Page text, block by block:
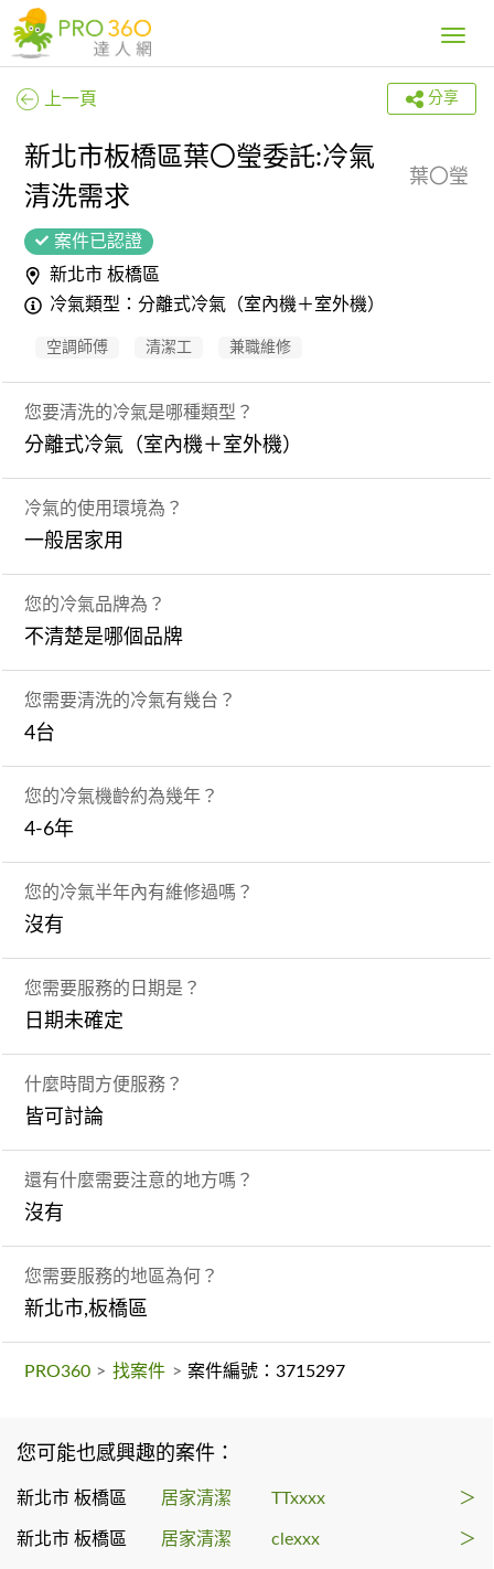
Toggle
上一頁 分享
新北市板橋區葉〇瑩委託:冷氣
清洗需求
葉〇瑩
案件已認證
新北市 板橋區
冷氣類型：分離式冷氣（室內機＋室外機）
空調師傅 清潔工 兼職維修
您要清洗的冷氣是哪種類型？
分離式冷氣（室內機＋室外機）
冷氣的使用環境為？
一般居家用
您的冷氣品牌為？
不清楚是哪個品牌
您需要清洗的冷氣有幾台？
4台
您的冷氣機齡約為幾年？
4-6年
您的冷氣半年內有維修過嗎？
沒有
您需要服務的日期是？
日期未確定
什麼時間方便服務？
皆可討論
還有什麼需要注意的地方嗎？
沒有
您需要服務的地區為何？
新北市,板橋區
PRO360 > 找案件 > 案件編號：3715297
您可能也感興趣的案件：
新北市 板橋區 居家清潔 TTxxxx ＞
新北市 板橋區 居家清潔 clexxx ＞